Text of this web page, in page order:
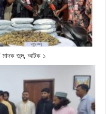
মাদক জব্দ, আটক ১